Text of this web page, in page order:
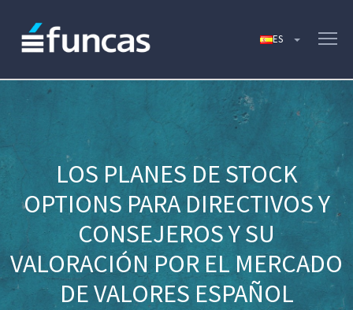
LOS PLANES DE STOCK
OPTIONS PARA DIRECTIVOS Y
CONSEJEROS Y SU
VALORACIÓN POR EL MERCADO
DE VALORES ESPAÑOL